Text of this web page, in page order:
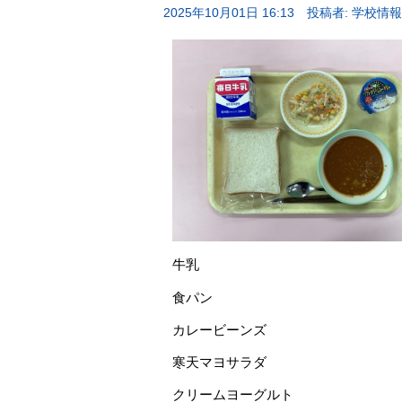
2025年10月01日 16:13 投稿者: 学校情
牛乳
食パン
カレービーンズ
寒天マヨサラダ
クリームヨーグルト